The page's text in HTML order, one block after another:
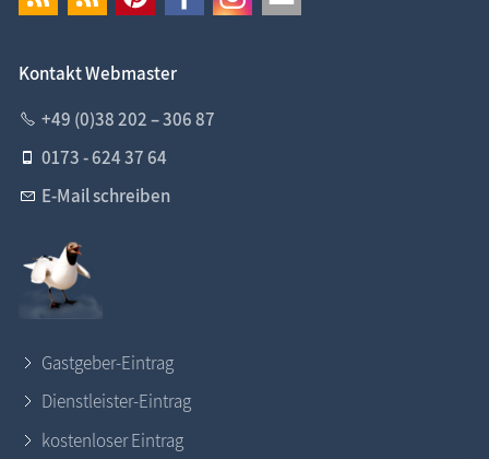
Kontakt Webmaster
+49 (0)38 202 – 306 87
0173 - 624 37 64
E-Mail schreiben
Gastgeber-Eintrag
Dienstleister-Eintrag
kostenloser Eintrag